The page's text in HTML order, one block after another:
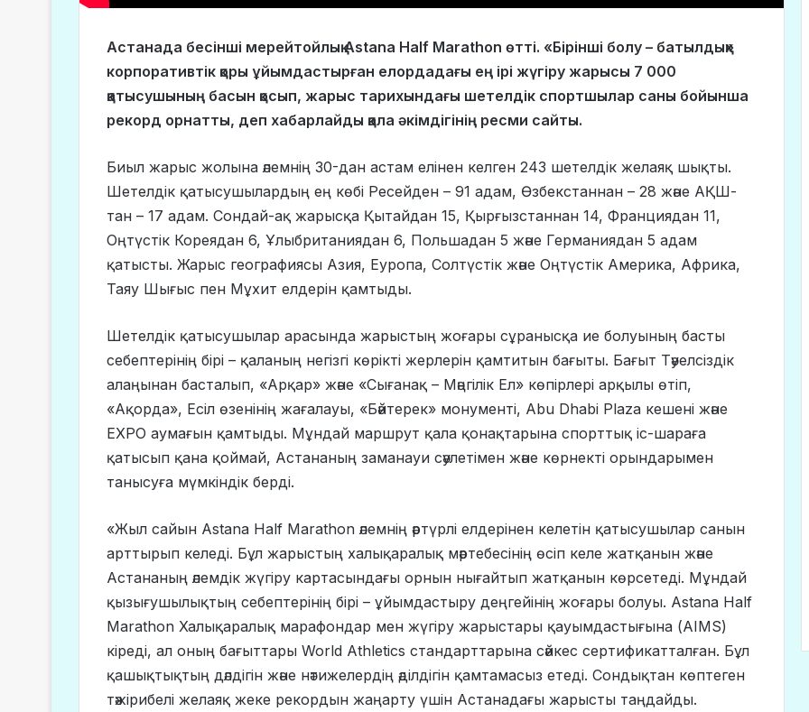
Астанада бесінші мерейтойлық Astana Half Marathon өтті. «Бірінші болу – батылдық»
корпоративтік қоры ұйымдастырған елордадағы ең ірі жүгіру жарысы 7 000
қатысушының басын қосып, жарыс тарихындағы шетелдік спортшылар саны бойынша
рекорд орнатты, деп хабарлайды қала әкімдігінің ресми сайты.
Биыл жарыс жолына әлемнің 30-дан астам елінен келген 243 шетелдік желаяқ шықты.
Шетелдік қатысушылардың ең көбі Ресейден – 91 адам, Өзбекстаннан – 28 және АҚШ-
тан – 17 адам. Сондай-ақ жарысқа Қытайдан 15, Қырғызстаннан 14, Франциядан 11,
Оңтүстік Кореядан 6, Ұлыбританиядан 6, Польшадан 5 және Германиядан 5 адам
қатысты. Жарыс географиясы Азия, Еуропа, Солтүстік және Оңтүстік Америка, Африка,
Таяу Шығыс пен Мұхит елдерін қамтыды.
Шетелдік қатысушылар арасында жарыстың жоғары сұранысқа ие болуының басты
себептерінің бірі – қаланың негізгі көрікті жерлерін қамтитын бағыты. Бағыт Тәуелсіздік
алаңынан басталып, «Арқар» және «Сығанақ – Мәңгілік Ел» көпірлері арқылы өтіп,
«Ақорда», Есіл өзенінің жағалауы, «Бәйтерек» монументі, Abu Dhabi Plaza кешені және
EXPO аумағын қамтыды. Мұндай маршрут қала қонақтарына спорттық іс-шараға
қатысып қана қоймай, Астананың заманауи сәулетімен және көрнекті орындарымен
танысуға мүмкіндік берді.
«Жыл сайын Astana Half Marathon әлемнің әртүрлі елдерінен келетін қатысушылар санын
арттырып келеді. Бұл жарыстың халықаралық мәртебесінің өсіп келе жатқанын және
Астананың әлемдік жүгіру картасындағы орнын нығайтып жатқанын көрсетеді. Мұндай
қызығушылықтың себептерінің бірі – ұйымдастыру деңгейінің жоғары болуы. Astana Half
Marathon Халықаралық марафондар мен жүгіру жарыстары қауымдастығына (AIMS)
кіреді, ал оның бағыттары World Athletics стандарттарына сәйкес сертификатталған. Бұл
қашықтықтың дәлдігін және нәтижелердің әділдігін қамтамасыз етеді. Сондықтан көптеген
тәжірибелі желаяқ жеке рекордын жаңарту үшін Астанадағы жарысты таңдайды.